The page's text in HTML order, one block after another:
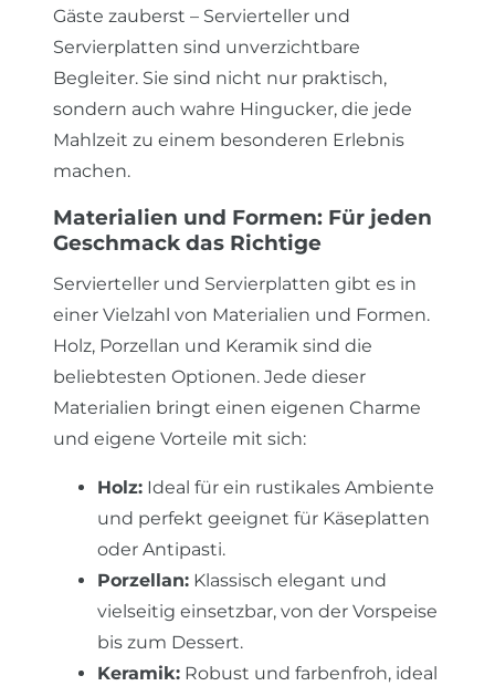
Gäste zauberst – Servierteller und
Servierplatten sind unverzichtbare
Begleiter. Sie sind nicht nur praktisch,
sondern auch wahre Hingucker, die jede
Mahlzeit zu einem besonderen Erlebnis
machen.
Materialien und Formen: Für jeden
Geschmack das Richtige
Servierteller und Servierplatten gibt es in
einer Vielzahl von Materialien und Formen.
Holz, Porzellan und Keramik sind die
beliebtesten Optionen. Jede dieser
Materialien bringt einen eigenen Charme
und eigene Vorteile mit sich:
Holz: Ideal für ein rustikales Ambiente
und perfekt geeignet für Käseplatten
oder Antipasti.
Porzellan: Klassisch elegant und
vielseitig einsetzbar, von der Vorspeise
bis zum Dessert.
Keramik: Robust und farbenfroh, ideal